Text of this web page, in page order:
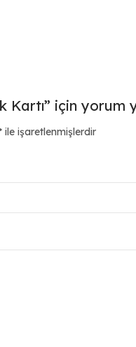
Kartı” için yorum
ile işaretlenmişlerdir